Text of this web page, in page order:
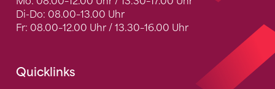
Di-Do: 08.00–13.00 Uhr
Fr: 08.00–12.00 Uhr / 13.30–16.00 Uhr
Quicklinks